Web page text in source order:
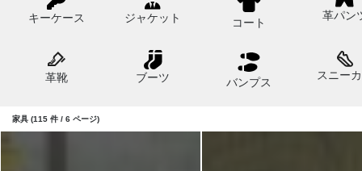
キーケース ジャケット コート
革パン
革靴 ブーツ バンプス
スニー
家具 (115 件 / 6 ページ)